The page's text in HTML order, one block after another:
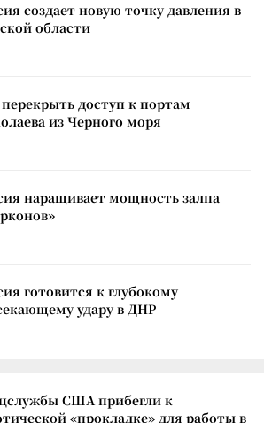
создает новую точку давления в
области
доступ к портам
из Черного моря
наращивает мощность залпа
готовится к глубокому
удару в ДНР
США прибегли к
«прокладке» для работы в